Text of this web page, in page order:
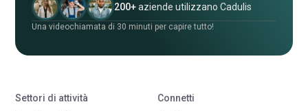
200+aziende utilizzano Cadulis
Una videochiamata di 30 minuti per capire tutto!
Settori di attività
Connetti